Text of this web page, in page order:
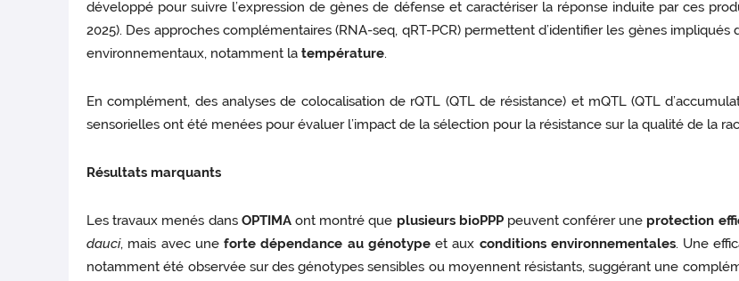
développé pour suivre l’expression de gènes de défense et caractériser la réponse induite par ces
2025). Des approches complémentaires (RNA-seq, qRT-PCR) permettent d’identifier les gènes
environnementaux, notamment latempérature.
En complément, des analyses de colocalisation de rQTL (QTL de résistance) et mQTL (QTL
sensorielles ont été menées pour évaluer l’impact de la sélection pour la résistance sur la qualité de la
Résultats marquants
Les travaux menés dans OPTIMAont montré que plusieurs bioPPPpeuvent conférer une protection
dauci, mais avec uneforte dépendance au génotypeet aux conditions environnementales. Une
notamment été observée sur des génotypes sensibles ou moyennent résistants, suggérant une